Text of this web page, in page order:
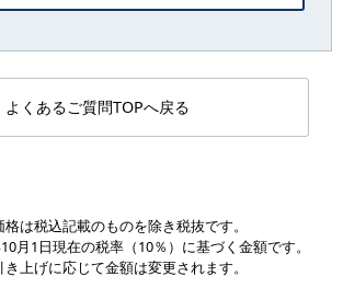
よくあるご質問TOPへ戻る
は税込記載のものを除き税抜です。
月1日現在の税率（10％）に基づく金額です。
上げに応じて金額は変更されます。